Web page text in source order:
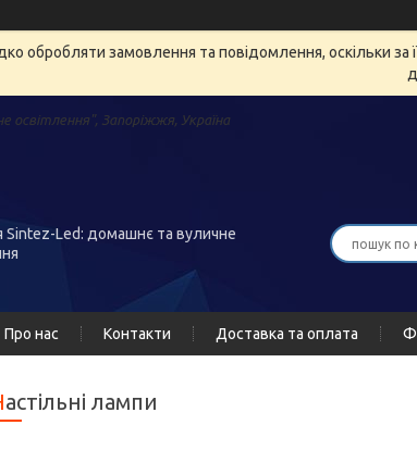
обробляти замовлення та повідомлення, оскільки
освітлення", Запоріжжя, Україна
Sintez-Led: домашнє та вуличне
Про нас Контакти Доставка та оплата
Настільні лампи